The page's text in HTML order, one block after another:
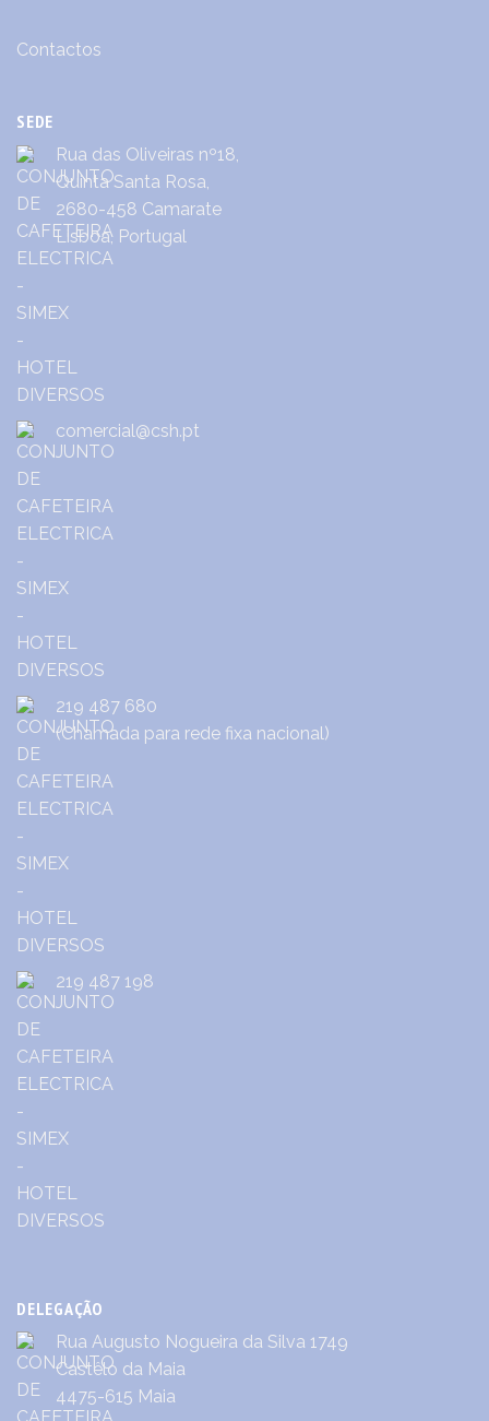
Contactos
SEDE
Rua das Oliveiras nº18,
Quinta Santa Rosa,
2680-458 Camarate
Lisboa, Portugal
comercial@csh.pt
219 487 680
(Chamada para rede fixa nacional)
219 487 198
DELEGAÇÃO
Rua Augusto Nogueira da Silva 1749
Castêlo da Maia
4475-615 Maia